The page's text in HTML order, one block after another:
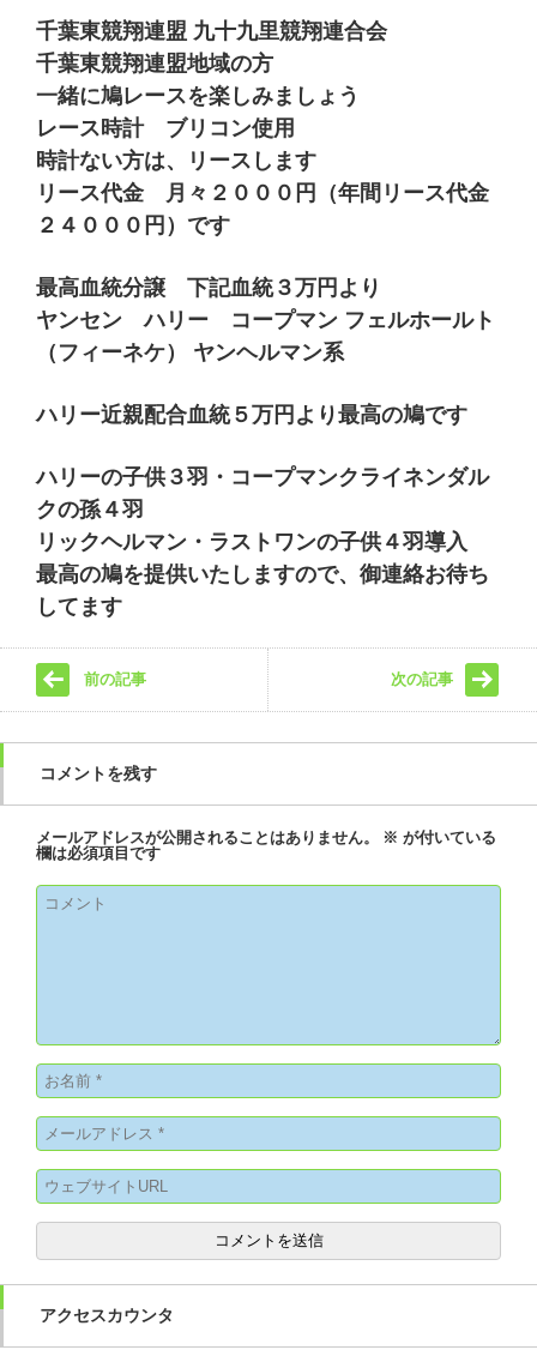
千葉東競翔連盟 九十九里競翔連合会
千葉東競翔連盟地域の方
一緒に鳩レースを楽しみましょう
レース時計 ブリコン使用
時計ない方は、リースします
リース代金 月々２０００円（年間リース代金
２４０００円）です
最高血統分譲 下記血統３万円より
ヤンセン ハリー コープマン フェルホールト
（フィーネケ） ヤンヘルマン系
ハリー近親配合血統５万円より最高の鳩です
ハリーの子供３羽・コープマンクライネンダル
クの孫４羽
リックヘルマン・ラストワンの子供４羽導入
最高の鳩を提供いたしますので、御連絡お待ち
してます
前の記事 次の記事
コメントを残す
メールアドレスが公開されることはありません。 ※ が付いている
欄は必須項目です
アクセスカウンタ